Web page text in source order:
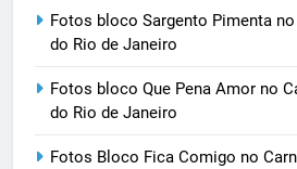
Fotos bloco Sargento Pimenta no
do Rio de Janeiro
Fotos bloco Que Pena Amor no
do Rio de Janeiro
Fotos Bloco Fica Comigo no